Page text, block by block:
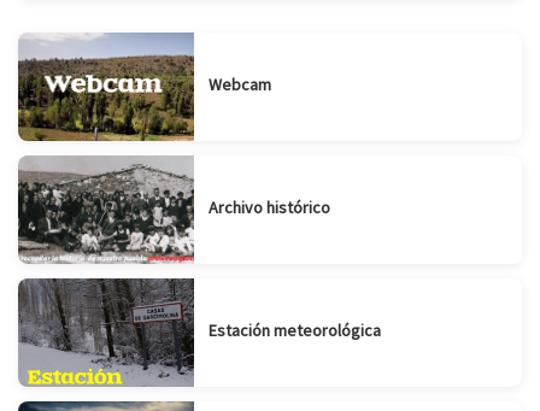
Webcam
Archivo histórico
Estación meteorológica